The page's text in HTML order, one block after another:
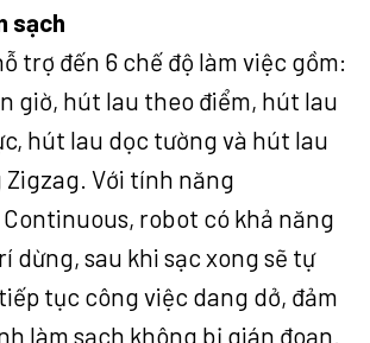
sạch
trợ đến 6 chế độ làm việc gồm:
giờ, hút lau theo điểm, hút lau
hút lau dọc tường và hút lau
Với tính năng
robot có khả năng
dừng, sau khi sạc xong sẽ tự
tục công việc dang dở, đảm
làm sạch không bị gián đoạn.